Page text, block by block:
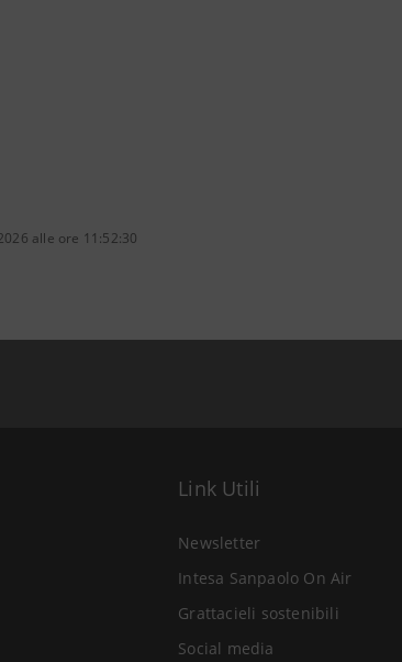
alle ore 11:52:30
Link Utili
Newsletter
Intesa Sanpaolo On Air
Grattacieli sostenibili
Social media